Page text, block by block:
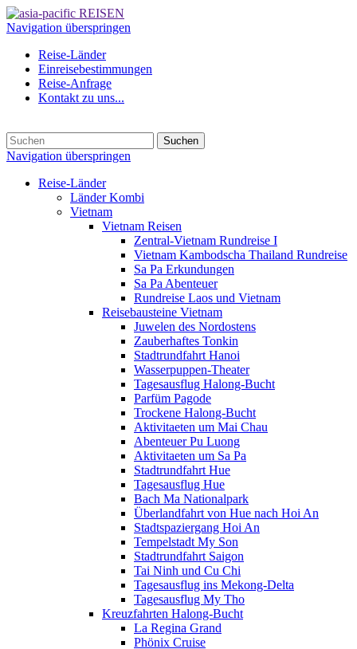
Navigation überspringen
Reise-Länder
Einreisebestimmungen
Reise-Anfrage
Kontakt zu uns...
Suchen
Navigation überspringen
Reise-Länder
Länder Kombi
Vietnam
Vietnam Reisen
Zentral-Vietnam Rundreise I
Vietnam Kambodscha Thailand Rundreise
Sa Pa Erkundungen
Sa Pa Abenteuer
Rundreise Laos und Vietnam
Reisebausteine Vietnam
Juwelen des Nordostens
Zauberhaftes Tonkin
Stadtrundfahrt Hanoi
Wasserpuppen-Theater
Tagesausflug Halong-Bucht
Parfüm Pagode
Trockene Halong-Bucht
Aktivitaeten um Mai Chau
Abenteuer Pu Luong
Aktivitaeten um Sa Pa
Stadtrundfahrt Hue
Tagesausflug Hue
Bach Ma Nationalpark
Überlandfahrt von Hue nach Hoi An
Stadtspaziergang Hoi An
Tempelstadt My Son
Stadtrundfahrt Saigon
Tai Ninh und Cu Chi
Tagesausflug ins Mekong-Delta
Tagesausflug My Tho
Kreuzfahrten Halong-Bucht
La Regina Grand
Phönix Cruise